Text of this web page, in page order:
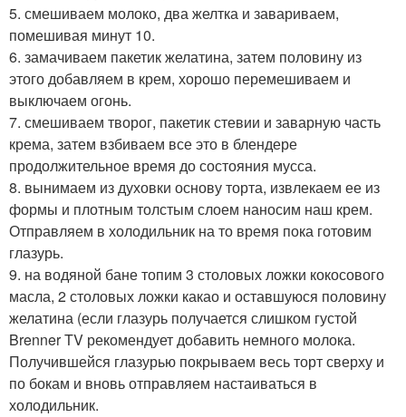
5. смешиваем молоко, два желтка и завариваем,
помешивая минут 10.
6. замачиваем пакетик желатина, затем половину из
этого добавляем в крем, хорошо перемешиваем и
выключаем огонь.
7. смешиваем творог, пакетик стевии и заварную часть
крема, затем взбиваем все это в блендере
продолжительное время до состояния мусса.
8. вынимаем из духовки основу торта, извлекаем ее из
формы и плотным толстым слоем наносим наш крем.
Отправляем в холодильник на то время пока готовим
глазурь.
9. на водяной бане топим 3 столовых ложки кокосового
масла, 2 столовых ложки какао и оставшуюся половину
желатина (если глазурь получается слишком густой
Brenner TV рекомендует добавить немного молока.
Получившейся глазурью покрываем весь торт сверху и
по бокам и вновь отправляем настаиваться в
холодильник.